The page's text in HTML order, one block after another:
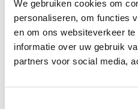
We gebruiken cookies om
personaliseren, om functies
en om ons websiteverkeer
informatie over uw gebruik
partners voor social media,
scherp te blijven en ons te
gaat en waar we nog een
erkenning als deze geeft
boost!”